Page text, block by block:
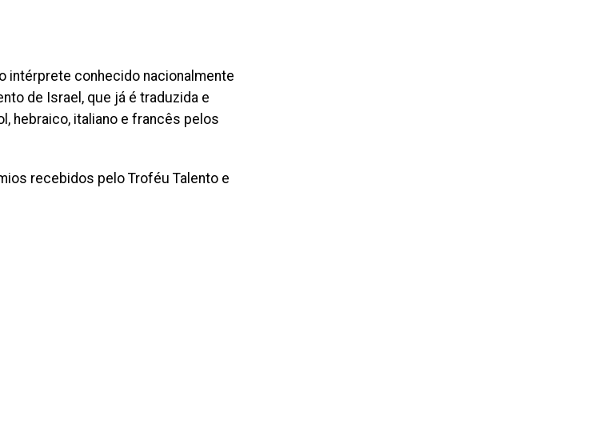
intérprete conhecido nacionalmente
de Israel, que já é traduzida e
hebraico, italiano e francês pelos
recebidos pelo Troféu Talento e